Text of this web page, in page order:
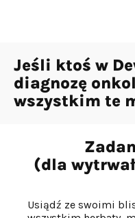
Jeśli ktoś w
diagnozę
wszystkim te
(dla
Usiądź ze swoimi